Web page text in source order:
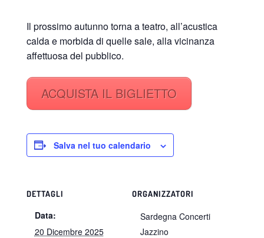
Il prossimo autunno torna a teatro, all’acustica
calda e morbida di quelle sale, alla vicinanza
affettuosa del pubblico.
ACQUISTA IL BIGLIETTO
Salva nel tuo calendario
DETTAGLI
Data:
20 Dicembre 2025
ORGANIZZATORI
Sardegna Concerti
Jazzino